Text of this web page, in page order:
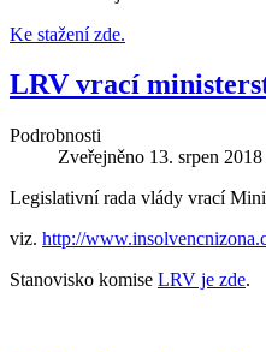
Ke stažení zde.
LRV vrací
Podrobnosti
Zveřejněno 13. srpen 2018
Legislativní rada vlády vrací
viz. http://
Stanovisko komise LRV je zde.